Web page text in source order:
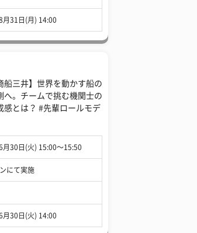
月31日(月) 14:00
船三井】世界を動かす船の
へ。チームで挑む機関士の
感とは？ #先輩ロールモデ
月30日(火) 15:00〜15:50
にて実施
月30日(火) 14:00